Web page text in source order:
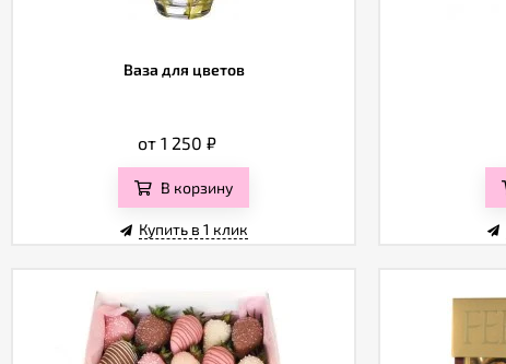
Ваза для цветов
от 1 250 ₽
В корзину
Купить в 1 клик